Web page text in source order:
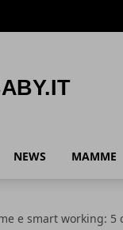
NEWS MAMME
e smart working: